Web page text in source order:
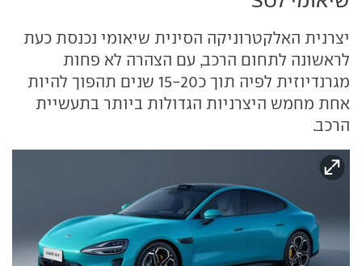
יצרנית האלקטרוניקה הסינית שיאומי נכנסת כעת
לראשונה לתחום הרכב, עם הצהרה לא פחות
מגרנדיוזית לפיה תוך כ15-20 שנים תהפוך להיות
אחת מחמש היצרניות הגדולות ביותר בתעשיית
הרכב.